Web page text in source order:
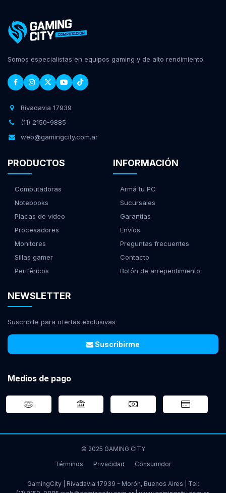
Somos especialistas en equipos gaming y de alto rendimiento.
Rivadavia 17939
(11) 2150-9885
web@gamingcity.com.ar
PRODUCTOS
Computadoras
Notebooks
Placas de video
Procesadores
Monitores
Sillas gamer
Periféricos
INFORMACIÓN
Armá tu PC
Sucursales
Garantías
Envíos
Preguntas frecuentes
Contacto
Botón de arrepentimiento
NEWSLETTER
Suscribite para ofertas exclusivas
Suscribirme
Medios de pago
© 2025 GAMING CITY
Términos
Privacidad Consumidor
GamingCity | Rivadavia 17939 - Morón, Buenos Aires | Tel: